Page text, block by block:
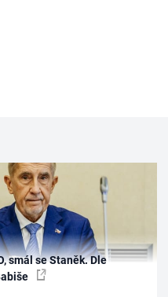
smál se Staněk. Dle